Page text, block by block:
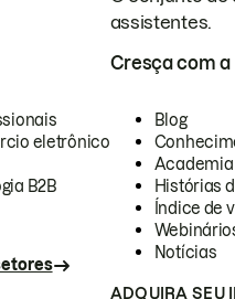
assistentes.
eletrônico
B2B
Cresça com a
Blog
Academia
Histórias
Índice de
Notícias
ADQUIRA SEU